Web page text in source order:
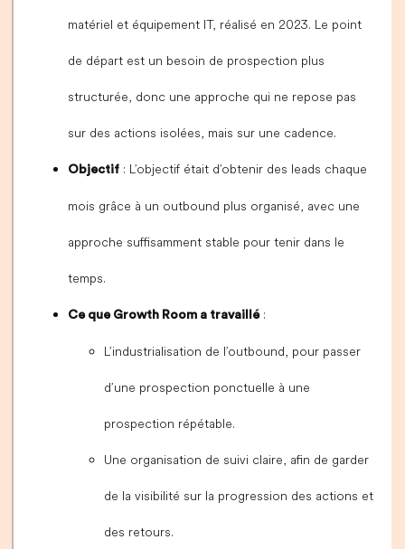
matériel et équipement IT, réalisé en 2023. Le point
de départ est un besoin de prospection plus
structurée, donc une approche qui ne repose pas
sur des actions isolées, mais sur une cadence.
Objectif : L’objectif était d’obtenir des leads chaque
mois grâce à un outbound plus organisé, avec une
approche suffisamment stable pour tenir dans le
temps.
Ce que Growth Room a travaillé:
L’industrialisation de l’outbound, pour passer
d’une prospection ponctuelle à une
prospection répétable.
Une organisation de suivi claire, afin de garder
de la visibilité sur la progression des actions et
des retours.